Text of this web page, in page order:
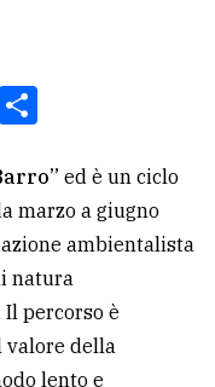
Print
ed è un ciclo
marzo a giugno
ambientalista
natura
percorso è
valore della
lento e